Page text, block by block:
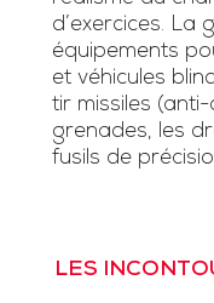
d’exercices. La
équipements
et véhicules
tir missiles
grenades, les
fusils de
LES